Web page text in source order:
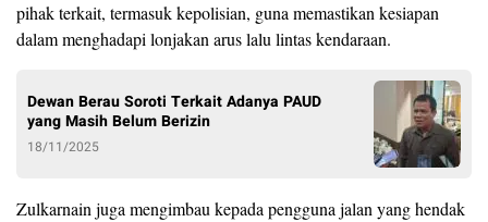
pihak terkait, termasuk kepolisian, guna memastikan kesiapan
dalam menghadapi lonjakan arus lalu lintas kendaraan.
Dewan Berau Soroti Terkait Adanya PAUD
yang Masih Belum Berizin
18/11/2025
Zulkarnain juga mengimbau kepada pengguna jalan yang hendak